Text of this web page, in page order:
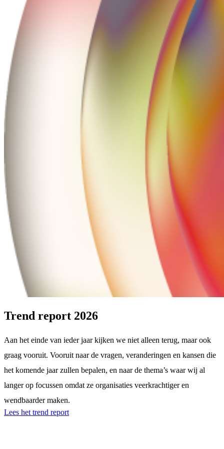
Trend report 2026
Aan het einde van ieder jaar kijken we niet alleen terug, maar ook
graag vooruit. Vooruit naar de vragen, veranderingen en kansen die
het komende jaar zullen bepalen, en naar de thema’s waar wij al
langer op focussen omdat ze organisaties veerkrachtiger en
wendbaarder maken.
Lees het trend report